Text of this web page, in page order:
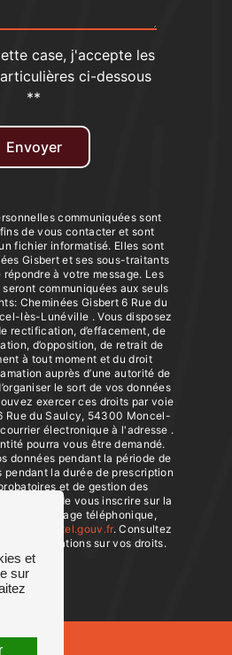
case, j'accepte les
ci-dessous
**
Envoyer
communiquées sont
de vous contacter et sont
fichier informatisé. Elles sont
Gisbert et ses sous-traitants
à votre message. Les
communiquées aux seuls
Cheminées Gisbert 6 Rue du
lès-Lunéville . Vous disposez
rectification, d’effacement, de
d’opposition, de retrait de
à tout moment et du droit
auprès d’une autorité de
le sort de vos données
exercer ces droits par voie
Rue du Saulcy, 54300 Moncel-
électronique à l'adresse .
pourra vous être demandé.
données pendant la période de
pendant la durée de prescription
et de gestion des
le droit de vous inscrire sur la
au démarchage téléphonique,
Bloctel.gouv.fr. Consultez
d’informations sur vos droits.
et
sur